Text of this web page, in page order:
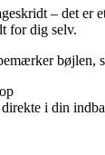
– det er
for dig selv.
bøjlen,
i din